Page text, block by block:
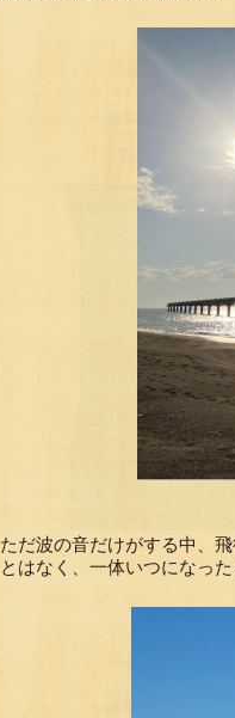
ただ波の音だけがする中、
とはなく、一体いつになっ